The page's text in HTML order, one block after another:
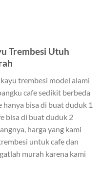
Trembesi Utuh
trembesi model alami
cafe sedikit berbeda
hanya bisa di buat duduk 1
bisa di buat duduk 2
harga yang kami
untuk cafe dan
murah karena kami